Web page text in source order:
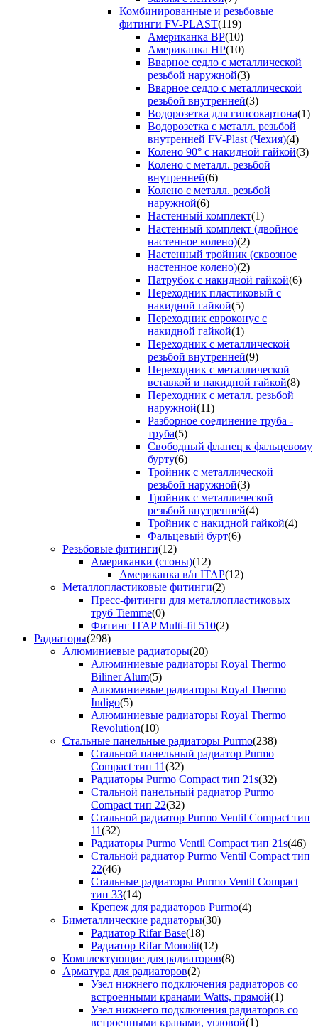
Комбинированные и резьбовые
фитинги FV-PLAST(119)
Американка ВР(10)
Американка НР(10)
Вварное седло с металлической
резьбой наружной(3)
Вварное седло с металлической
резьбой внутренней(3)
Водорозетка для гипсокартона(1)
Водорозетка с металл. резьбой
внутренней FV-Plast (Чехия)(4)
Колено 90° с накидной гайкой(3)
Колено с металл. резьбой
внутренней(6)
Колено с металл. резьбой
наружной(6)
Настенный комплект(1)
Настенный комплект (двойное
настенное колено)(2)
Настенный тройник (сквозное
настенное колено)(2)
Патрубок с накидной гайкой(6)
Переходник пластиковый с
накидной гайкой(5)
Переходник евроконус с
накидной гайкой(1)
Переходник с металлической
резьбой внутренней(9)
Переходник с металлической
вставкой и накидной гайкой(8)
Переходник с металл. резьбой
наружной(11)
Разборное соединение труба -
труба(5)
Свободный фланец к фальцевому
бурту(6)
Тройник с металлической
резьбой наружной(3)
Тройник с металлической
резьбой внутренней(4)
Тройник с накидной гайкой(4)
Фальцевый бурт(6)
Резьбовые фитинги(12)
Американки (сгоны)(12)
Американка в/н ITAP(12)
Металлопластиковые фитинги(2)
Пресс-фитинги для металлопластиковых
труб Tiemme(0)
Фитинг ITAP Multi-fit 510(2)
Радиаторы(298)
Алюминиевые радиаторы(20)
Алюминиевые радиаторы Royal Thermo
Biliner Alum(5)
Алюминиевые радиаторы Royal Thermo
Indigo(5)
Алюминиевые радиаторы Royal Thermo
Revolution(10)
Стальные панельные радиаторы Purmo(238)
Стальной панельный радиатор Purmo
Compact тип 11(32)
Радиаторы Purmo Compact тип 21s(32)
Стальной панельный радиатор Purmo
Compact тип 22(32)
Стальной радиатор Purmo Ventil Compact тип
11(32)
Радиаторы Purmo Ventil Compact тип 21s(46)
Стальной радиатор Purmo Ventil Compact тип
22(46)
Стальные радиаторы Purmo Ventil Compact
тип 33(14)
Крепеж для радиаторов Purmo(4)
Биметаллические радиаторы(30)
Радиатор Rifar Base(18)
Радиатор Rifar Monolit(12)
Комплектующие для радиаторов(8)
Арматура для радиаторов(2)
Узел нижнего подключения радиаторов со
встроенными кранами Watts, прямой(1)
Узел нижнего подключения радиаторов со
встроенными кранами, угловой(1)